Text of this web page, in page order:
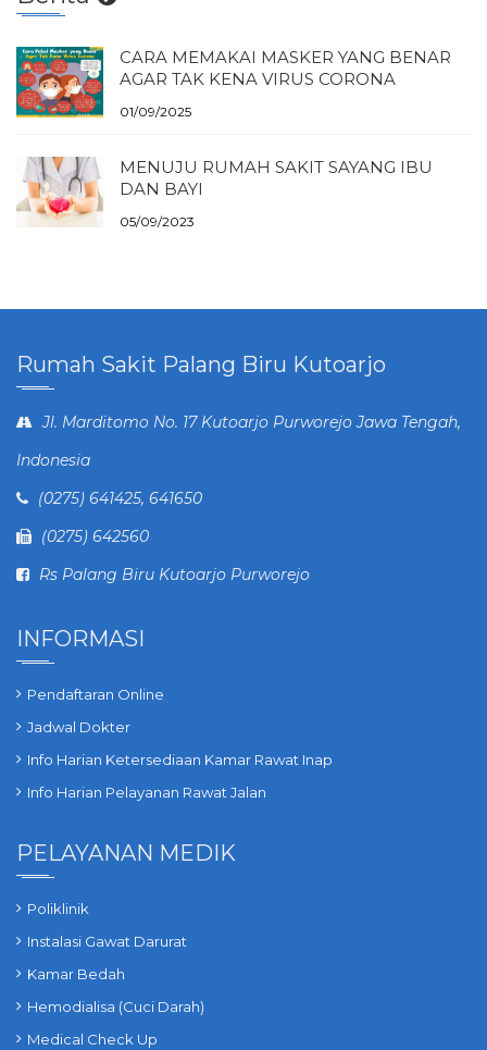
CARA MEMAKAI MASKER YANG BENAR
AGAR TAK KENA VIRUS CORONA
01/09/2025
MENUJU RUMAH SAKIT SAYANG IBU
DAN BAYI
05/09/2023
Rumah Sakit Palang Biru Kutoarjo
Jl. Marditomo No. 17 Kutoarjo Purworejo Jawa Tengah,
Indonesia
(0275) 641425, 641650
(0275) 642560
Rs Palang Biru Kutoarjo Purworejo
INFORMASI
Pendaftaran Online
Jadwal Dokter
Info Harian Ketersediaan Kamar Rawat Inap
Info Harian Pelayanan Rawat Jalan
PELAYANAN MEDIK
Poliklinik
Instalasi Gawat Darurat
Kamar Bedah
Hemodialisa (Cuci Darah)
Medical Check Up